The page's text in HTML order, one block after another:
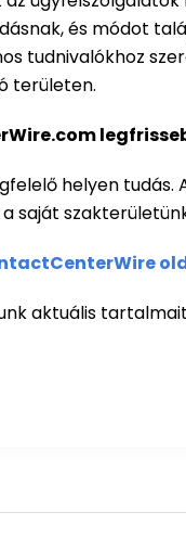
és módot
tudnivalókhoz
területen.
helyen tudás.
saját
aktuális